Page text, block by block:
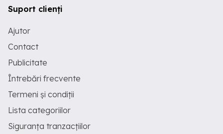
Suport clienți
Ajutor
Contact
Publicitate
Întrebări frecvente
Termeni și condiții
Lista categoriilor
Siguranța tranzacțiilor